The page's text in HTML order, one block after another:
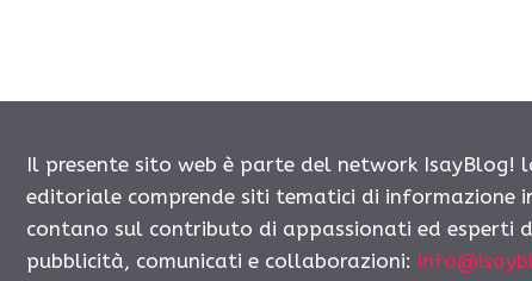
Il presente sito web è parte del network IsayBlog!
editoriale comprende siti tematici di informazione
contano sul contributo di appassionati ed esperti
pubblicità, comunicati e collaborazioni: